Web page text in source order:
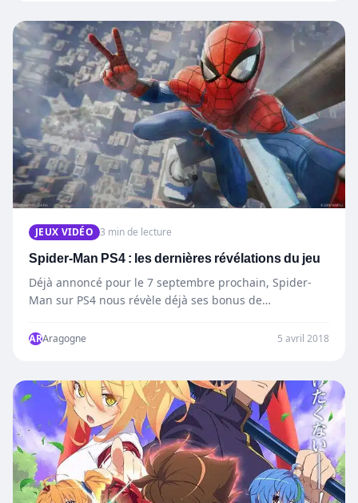
JEUX VIDÉO 3 min de lecture
Spider-Man PS4 : les dernières révélations du jeu
Déjà annoncé pour le 7 septembre prochain, Spider-
Man sur PS4 nous révèle déjà ses bonus de
ARAragogne 5 avril 2018